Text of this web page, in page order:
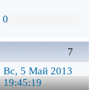
0
7
Вс, 5 Май 2013
19:45:19